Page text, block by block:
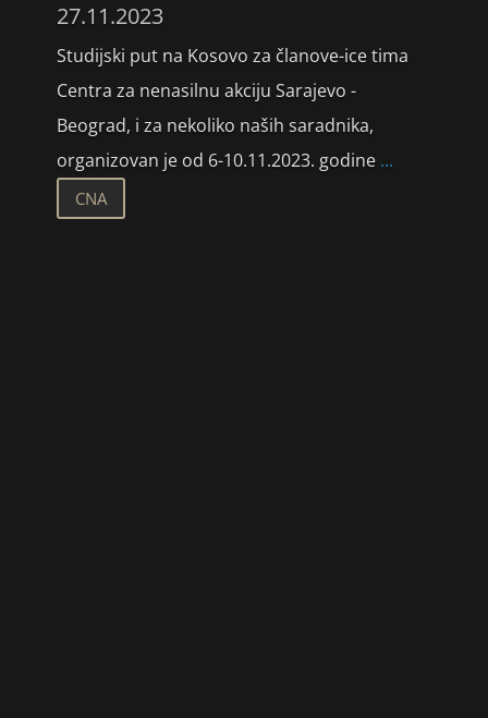
27.11.2023
Studijski put na Kosovo za članove-ice tima
Centra za nenasilnu akciju Sarajevo -
Beograd, i za nekoliko naših saradnika,
organizovan je od 6-10.11.2023. godine ...
CNA